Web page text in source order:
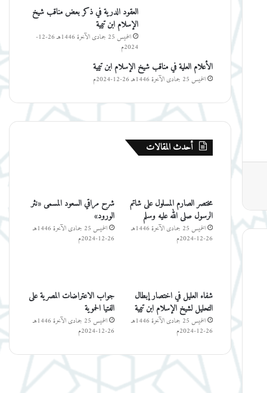
العقود الدرية في ذكر بعض مناقب شيخ
الإسلام ابن تيمية
الخميس 25 جمادى الآخرة 1446هـ 26-12-
2024م
الأعلام العلية في مناقب شيخ الإسلام ابن تيمية
الخميس 25 جمادى الآخرة 1446هـ 26-12-2024م
أحدث المقالات
مختصر الصارم المسلول على شاتم
الرسول صلى الله عليه وسلم
الخميس 25 جمادى الآخرة 1446هـ
26-12-2024م
شرح مراقي السعود المسمى «نثر
الورود»
الخميس 25 جمادى الآخرة 1446هـ
26-12-2024م
شفاء العليل في اختصار إبطال
التحليل لشيخ الإسلام ابن تيمية
الخميس 25 جمادى الآخرة 1446هـ
26-12-2024م
جواب الاعتراضات المصرية على
الفتيا الحموية
الخميس 25 جمادى الآخرة 1446هـ
26-12-2024م